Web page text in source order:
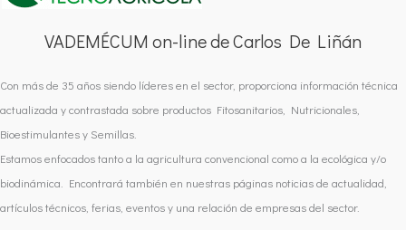
VADEMÉCUM on-line de Carlos De Liñán
Con más de 35 años siendo líderes en el sector, proporciona información técnica
actualizada y contrastada sobre productos Fitosanitarios, Nutricionales,
Bioestimulantes y Semillas.
Estamos enfocados tanto a la agricultura convencional como a la ecológica y/o
biodinámica. Encontrará también en nuestras páginas noticias de actualidad,
artículos técnicos, ferias, eventos y una relación de empresas del sector.